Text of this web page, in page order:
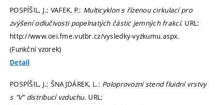
POSPÍŠIL, J.; VAFEK, P.: Multicyklon s řízenou cirkulací pro
zvýšení odlučivosti popelnatých částic jemných frakcí. URL:
http://www.oei.fme.vutbr.cz/vysledky-vyzkumu.aspx.
(Funkční vzorek)
Detail
POSPÍŠIL, J.; ŠNAJDÁREK, L.: Poloprovozní stend fluidní vrstvy
s "V" distribucí vzduchu. URL: